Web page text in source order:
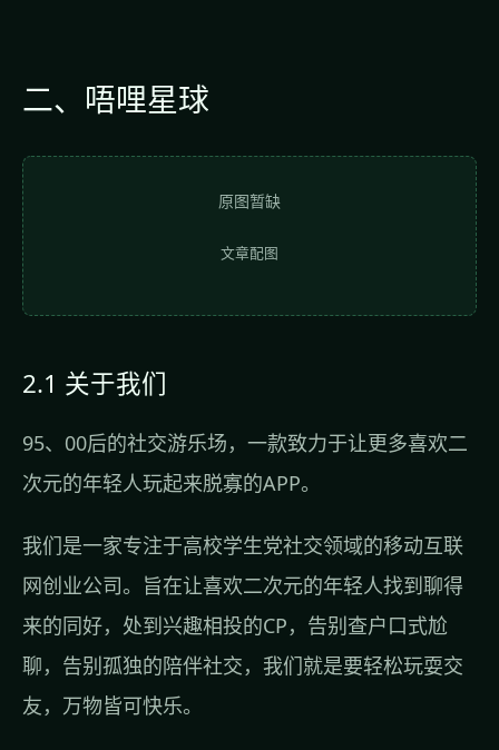
二、唔哩星球
原图暂缺
文章配图
2.1 关于我们
95、00后的社交游乐场，一款致力于让更多喜欢二
次元的年轻人玩起来脱寡的APP。
我们是一家专注于高校学生党社交领域的移动互联
网创业公司。旨在让喜欢二次元的年轻人找到聊得
来的同好，处到兴趣相投的CP，告别查户口式尬
聊，告别孤独的陪伴社交，我们就是要轻松玩耍交
友，万物皆可快乐。